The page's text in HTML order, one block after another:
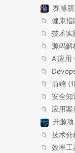
赛博
📁
健康指
📁
技术实
📁
源码解
📁
Ai应用
📁
📁
前端 (1)
📁
安全知
📁
应用案
开源项
📁
技术分
📁
效率工